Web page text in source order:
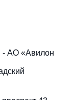
- АО «Авилон